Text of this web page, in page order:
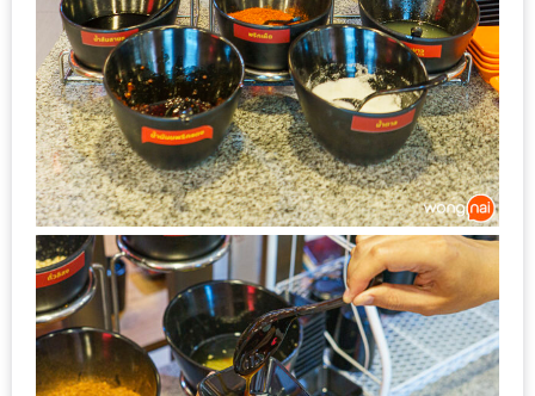
200
บาท
ชี้
เบาะแส
ความ
อร่อย
ตาม
รอย
น้า
อ้วน